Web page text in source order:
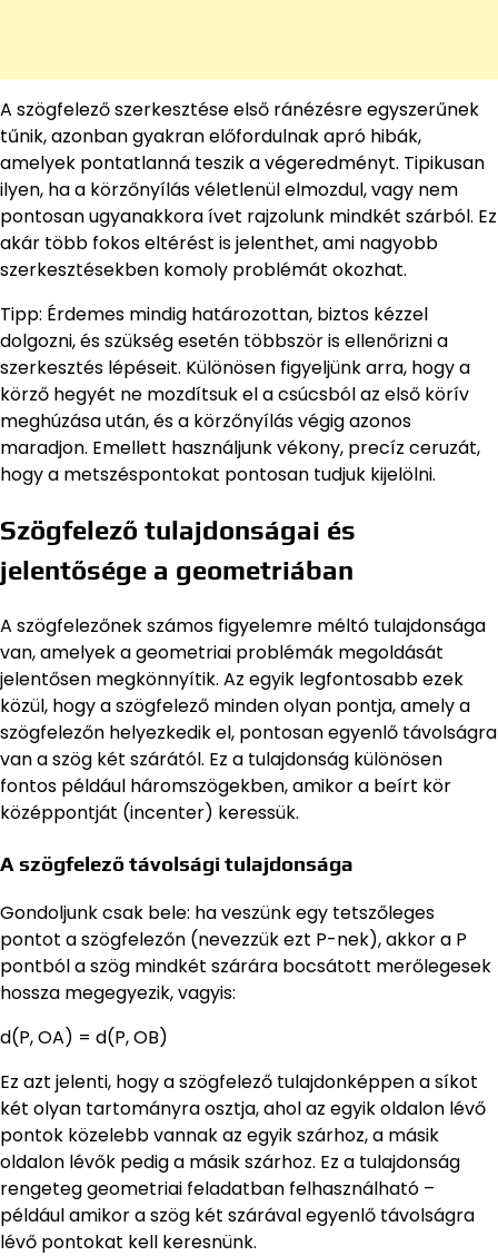
A szögfelező szerkesztése első ránézésre egyszerűnek
tűnik, azonban gyakran előfordulnak apró hibák,
amelyek pontatlanná teszik a végeredményt. Tipikusan
ilyen, ha a körzőnyílás véletlenül elmozdul, vagy nem
pontosan ugyanakkora ívet rajzolunk mindkét szárból. Ez
akár több fokos eltérést is jelenthet, ami nagyobb
szerkesztésekben komoly problémát okozhat.
Tipp: Érdemes mindig határozottan, biztos kézzel
dolgozni, és szükség esetén többször is ellenőrizni a
szerkesztés lépéseit. Különösen figyeljünk arra, hogy a
körző hegyét ne mozdítsuk el a csúcsból az első körív
meghúzása után, és a körzőnyílás végig azonos
maradjon. Emellett használjunk vékony, precíz ceruzát,
hogy a metszéspontokat pontosan tudjuk kijelölni.
Szögfelező tulajdonságai és
jelentősége a geometriában
A szögfelezőnek számos figyelemre méltó tulajdonsága
van, amelyek a geometriai problémák megoldását
jelentősen megkönnyítik. Az egyik legfontosabb ezek
közül, hogy a szögfelező minden olyan pontja, amely a
szögfelezőn helyezkedik el, pontosan egyenlő távolságra
van a szög két szárától. Ez a tulajdonság különösen
fontos például háromszögekben, amikor a beírt kör
középpontját (incenter) keressük.
A szögfelező távolsági tulajdonsága
Gondoljunk csak bele: ha veszünk egy tetszőleges
pontot a szögfelezőn (nevezzük ezt P-nek), akkor a P
pontból a szög mindkét szárára bocsátott merőlegesek
hossza megegyezik, vagyis:
d(P, OA) = d(P, OB)
Ez azt jelenti, hogy a szögfelező tulajdonképpen a síkot
két olyan tartományra osztja, ahol az egyik oldalon lévő
pontok közelebb vannak az egyik szárhoz, a másik
oldalon lévők pedig a másik szárhoz. Ez a tulajdonság
rengeteg geometriai feladatban felhasználható –
például amikor a szög két szárával egyenlő távolságra
lévő pontokat kell keresnünk.